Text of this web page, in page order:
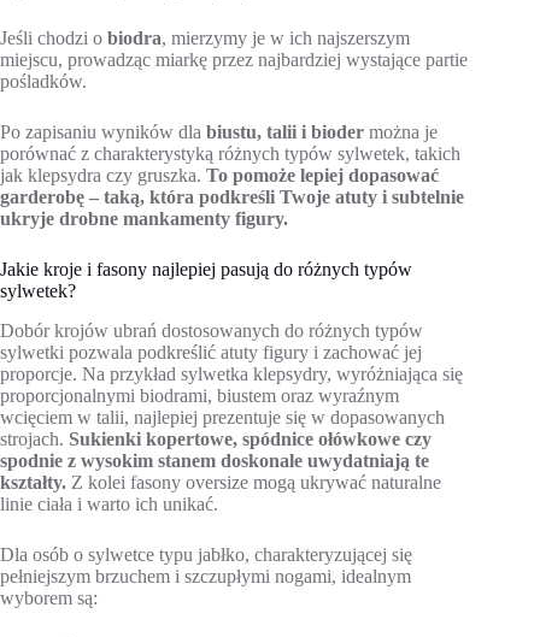
Jeśli chodzi o biodra, mierzymy je w ich najszerszym
miejscu, prowadząc miarkę przez najbardziej wystające partie
pośladków.
Po zapisaniu wyników dla biustu, talii i bioder można je
porównać z charakterystyką różnych typów sylwetek, takich
jak klepsydra czy gruszka. To pomoże lepiej dopasować
garderobę – taką, która podkreśli Twoje atuty i subtelnie
ukryje drobne mankamenty figury.
Jakie kroje i fasony najlepiej pasują do różnych typów
sylwetek?
Dobór krojów ubrań dostosowanych do różnych typów
sylwetki pozwala podkreślić atuty figury i zachować jej
proporcje. Na przykład sylwetka klepsydry, wyróżniająca się
proporcjonalnymi biodrami, biustem oraz wyraźnym
wcięciem w talii, najlepiej prezentuje się w dopasowanych
strojach. Sukienki kopertowe, spódnice ołówkowe czy
spodnie z wysokim stanem doskonale uwydatniają te
kształty. Z kolei fasony oversize mogą ukrywać naturalne
linie ciała i warto ich unikać.
Dla osób o sylwetce typu jabłko, charakteryzującej się
pełniejszym brzuchem i szczupłymi nogami, idealnym
wyborem są: